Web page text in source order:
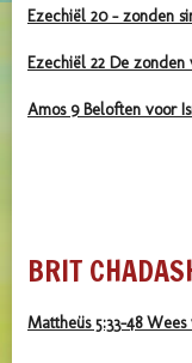
Ezechiël 20 - zonden
Ezechiël 22 De
Amos 9 Beloften voor
BRIT
Mattheüs 5:33-48